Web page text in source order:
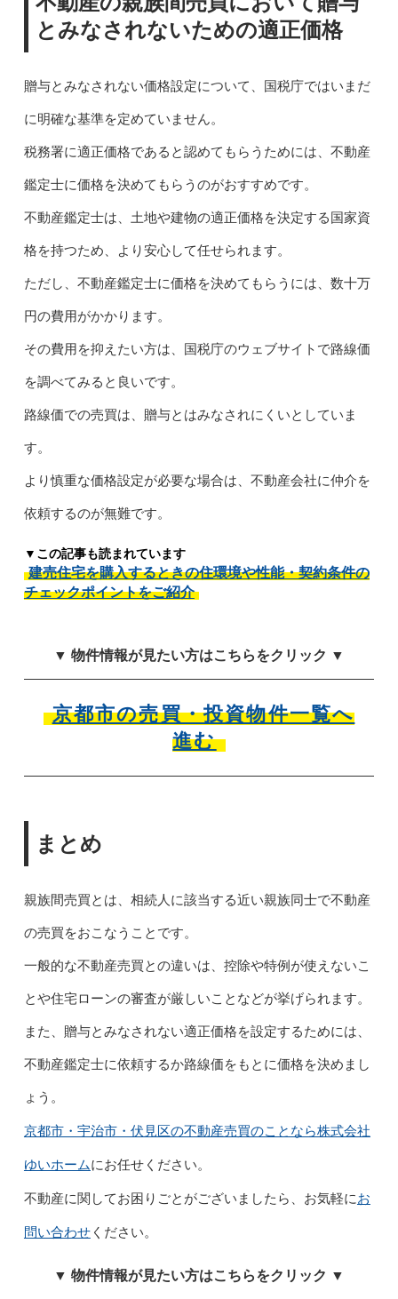
とみなされないための適正価格
贈与とみなされない価格設定について、国税庁ではいまだ
に明確な基準を定めていません。
税務署に適正価格であると認めてもらうためには、不動産
鑑定士に価格を決めてもらうのがおすすめです。
不動産鑑定士は、土地や建物の適正価格を決定する国家資
格を持つため、より安心して任せられます。
ただし、不動産鑑定士に価格を決めてもらうには、数十万
円の費用がかかります。
その費用を抑えたい方は、国税庁のウェブサイトで路線価
を調べてみると良いです。
路線価での売買は、贈与とはみなされにくいとしていま
す。
より慎重な価格設定が必要な場合は、不動産会社に仲介を
依頼するのが無難です。
▼この記事も読まれています
建売住宅を購入するときの住環境や性能・契約条件の
チェックポイントをご紹介
▼ 物件情報が見たい方はこちらをクリック ▼
京都市の売買・投資物件一覧へ
進む
まとめ
親族間売買とは、相続人に該当する近い親族同士で不動産
の売買をおこなうことです。
一般的な不動産売買との違いは、控除や特例が使えないこ
とや住宅ローンの審査が厳しいことなどが挙げられます。
また、贈与とみなされない適正価格を設定するためには、
不動産鑑定士に依頼するか路線価をもとに価格を決めまし
ょう。
京都市・宇治市・伏見区の不動産売買のことなら株式会社
ゆいホームにお任せください。
不動産に関してお困りごとがございましたら、お気軽にお
問い合わせください。
▼ 物件情報が見たい方はこちらをクリック ▼